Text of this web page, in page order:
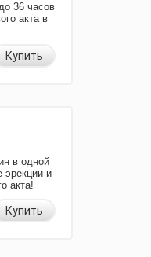
36 часов
акта в
Купить
в одной
эрекции и
акта!
Купить